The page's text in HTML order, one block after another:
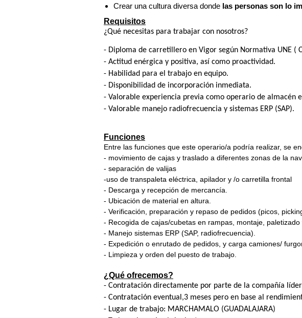
Crear una cultura diversa donde las personas son lo
Requisitos
¿Qué necesitas para trabajar con nosotros?
- Diploma de carretillero en Vigor según Normativa UNE (
- Actitud enérgica y positiva, así como proactividad.
- Habilidad para el trabajo en equipo.
- Disponibilidad de incorporación inmediata.
- Valorable experiencia previa como operario de almacén
- Valorable manejo radiofrecuencia y sistemas ERP (SAP).
Funciones
Entre las funciones que este operario/a podría realizar, se
- movimiento de cajas y traslado a diferentes zonas de la
- separación de valijas
-uso de transpaleta eléctrica, apilador y /o carretilla frontal
- Descarga y recepción de mercancía.
- Ubicación de material en altura.
- Verificación, preparación y repaso de pedidos (picos,
- Recogida de cajas/cubetas en rampas, montaje, paletizado
- Manejo sistemas ERP (SAP, radiofrecuencia).
- Expedición o enrutado de pedidos, y carga camiones/
- Limpieza y orden del puesto de trabajo.
¿Qué ofrecemos?
- Contratación directamente por parte de la compañía
- Contratación eventual,3 meses pero en base al
- Lugar de trabajo: MARCHAMALO (GUADALAJARA)